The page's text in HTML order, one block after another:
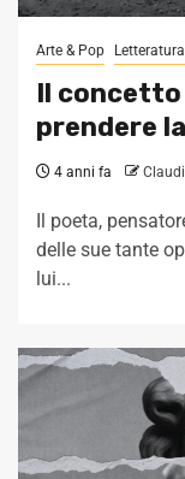
Arte & Pop Letteratura
Il concetto
prendere
4 anni fa
Il poeta,
delle sue tante
lui...